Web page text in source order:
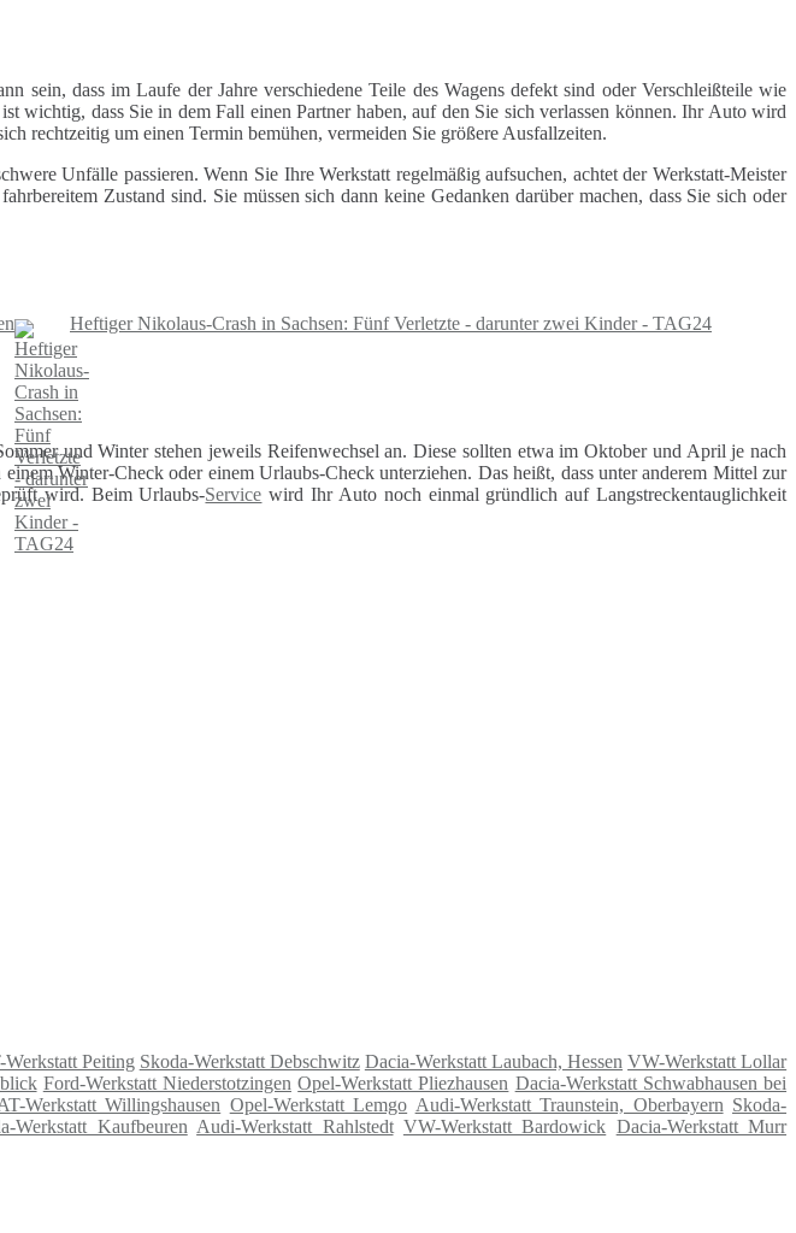
sein, dass im Laufe der Jahre verschiedene Teile des Wagens defekt sind oder Verschleißteile wie
wichtig, dass Sie in dem Fall einen Partner haben, auf den Sie sich verlassen können. Ihr Auto wird
rechtzeitig um einen Termin bemühen, vermeiden Sie größere Ausfallzeiten.
Unfälle passieren. Wenn Sie Ihre Werkstatt regelmäßig aufsuchen, achtet der Werkstatt-Meister
Zustand sind. Sie müssen sich dann keine Gedanken darüber machen, dass Sie sich oder
Heftiger Nikolaus-Crash in Sachsen: Fünf Verletzte - darunter zwei Kinder - TAG24
und Winter stehen jeweils Reifenwechsel an. Diese sollten etwa im Oktober und April je nach
Winter-Check oder einem Urlaubs-Check unterziehen. Das heißt, dass unter anderem Mittel zur
wird. Beim Urlaubs-Service wird Ihr Auto noch einmal gründlich auf Langstreckentauglichkeit
Werkstatt Peiting Skoda-Werkstatt Debschwitz Dacia-Werkstatt Laubach, Hessen VW-Werkstatt Lollar
Ford-Werkstatt Niederstotzingen Opel-Werkstatt Pliezhausen Dacia-Werkstatt Schwabhausen bei
Werkstatt Willingshausen Opel-Werkstatt Lemgo Audi-Werkstatt Traunstein, Oberbayern Skoda-
Werkstatt Kaufbeuren Audi-Werkstatt Rahlstedt VW-Werkstatt Bardowick Dacia-Werkstatt Murr